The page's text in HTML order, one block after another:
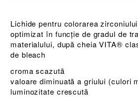
Lichide pentru colorarea
optimizat în funcție de gradul de
materialului, după cheia VITA®
de bleach
croma scazută
valoare diminuată a griului (culori
luminozitate crescută